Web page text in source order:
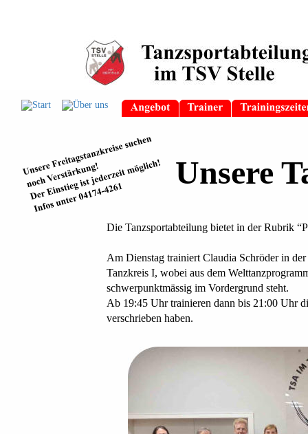
Die Tanzsportabteilung bietet in der Rubrik
Am Dienstag trainiert Claudia Schröder in
Tanzkreis I, wobei aus dem
schwerpunktmässig im Vordergrund steht.
Ab 19:45 Uhr trainieren dann bis 21:00 Uhr
verschrieben haben.
Unsere